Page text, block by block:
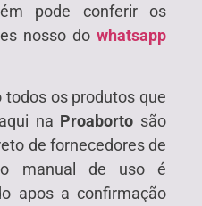
pode conferir os
nosso do whatsapp
os produtos que
na Proaborto são
de fornecedores de
o manual de uso é
apos a confirmação